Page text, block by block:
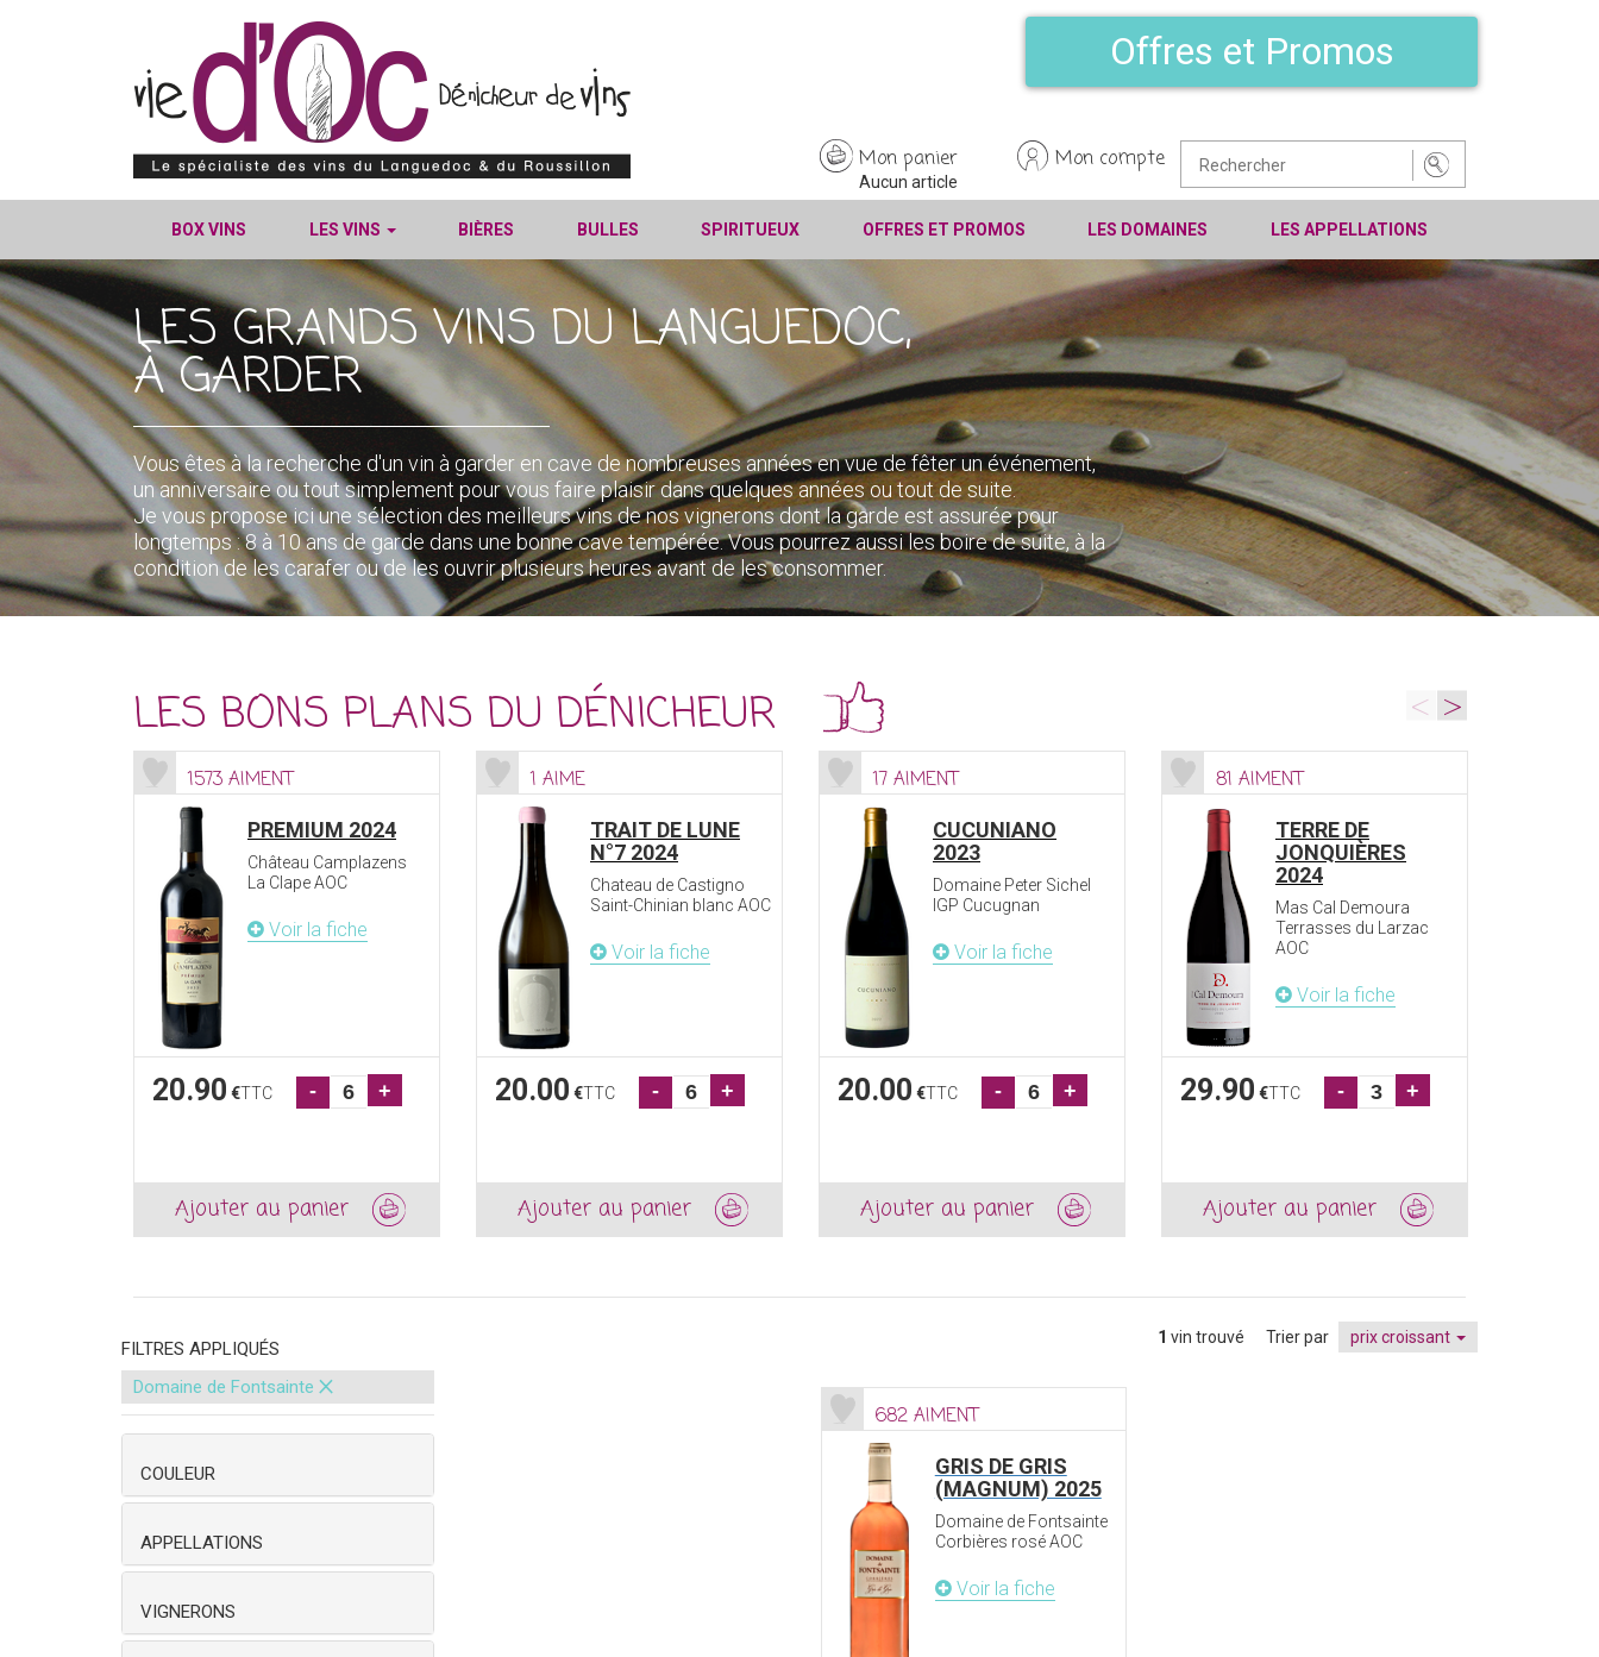
Offres et Promos
Mon panier
Aucun article
Mon compte
BOX VINS LES VINS BIÈRES BULLES SPIRITUEUX OFFRES ET PROMOS LES DOMAINES LES APPELLATIONS
LES GRANDS VINS DU LANGUEDOC,
À GARDER
Vous êtes à la recherche d'un vin à garder en cave de nombreuses années en vue de fêter un événement,
un anniversaire ou tout simplement pour vous faire plaisir dans quelques années ou tout de suite.
Je vous propose ici une sélection des meilleurs vins de nos vignerons dont la garde est assurée pour
longtemps : 8 à 10 ans de garde dans une bonne cave tempérée. Vous pourrez aussi les boire de suite, à la
condition de les carafer ou de les ouvrir plusieurs heures avant de les consommer.
LES BONS PLANS DU DÉNICHEUR <
1573 AIMENT
PREMIUM 2024
Château Camplazens
La Clape AOC
Voir la fiche
20.90 €TTC - +
Ajouter au panier
1 AIME
TRAIT DE LUNE
N°7 2024
Chateau de Castigno
Saint-Chinian blanc AOC
Voir la fiche
20.00 €TTC - +
Ajouter au panier
17 AIMENT
CUCUNIANO
2023
Domaine Peter Sichel
IGP Cucugnan
Voir la fiche
20.00 €TTC - +
Ajouter au panier
81 AIMENT
TERRE DE
JONQUIÈRES
2024
Mas Cal Demoura
Terrasses du Larzac
AOC
Voir la fiche
29.90 €TTC - +
Ajouter au panier
>
FILTRES APPLIQUÉS
Domaine de Fontsainte ×
COULEUR
APPELLATIONS
VIGNERONS
1 vin trouvé Trier par prix croissant
682 AIMENT
GRIS DE GRIS
(MAGNUM) 2025
Domaine de Fontsainte
Corbières rosé AOC
Voir la fiche